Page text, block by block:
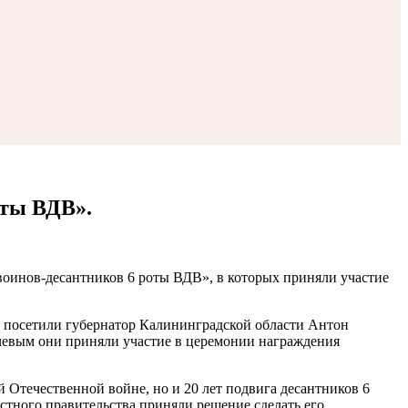
ВДВ».
десантников 6 роты ВДВ», в которых приняли участие
губернатор Калининградской области Антон
они приняли участие в церемонии награждения
войне, но и 20 лет подвига десантников 6
правительства приняли решение сделать его